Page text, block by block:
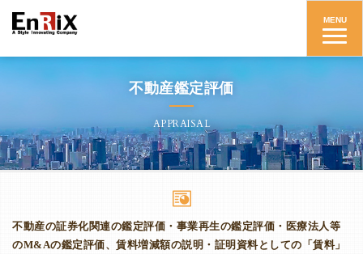
MENU
不動産鑑定評価
APPRAISAL
不動産の証券化関連の鑑定評価・事業再生の鑑定評価・医療法人等
のM&Aの鑑定評価、 賃料増減額の説明・証明資料としての「賃料」